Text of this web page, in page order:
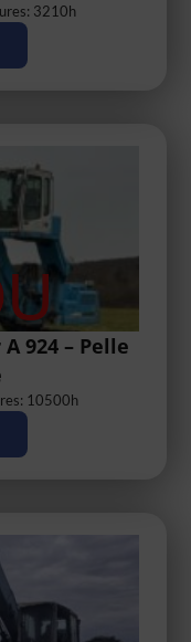
3210h
924 – Pelle
10500h